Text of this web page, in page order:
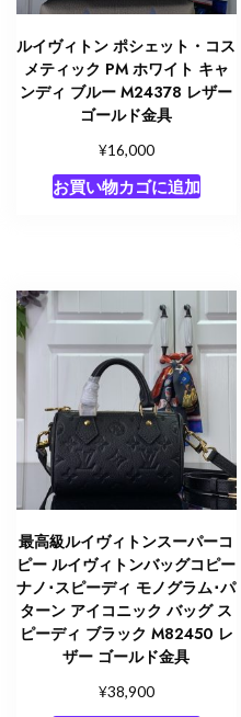
ルイヴィトン ポシェット・コス
メティック PM ホワイト キャ
ンディ ブルー M24378 レザー
ゴールド金具
¥16,000
お買い物カゴに追加
最高級ルイヴィトンスーパーコ
ピー ルイヴィトンバッグコピー
ナノ･スピーディ モノグラム･パ
ターン アイコニック バッグ ス
ピーディ ブラック M82450 レ
ザー ゴールド金具
¥38,900